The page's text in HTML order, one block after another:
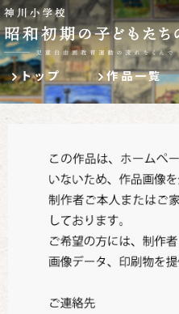
トップ 作品一覧